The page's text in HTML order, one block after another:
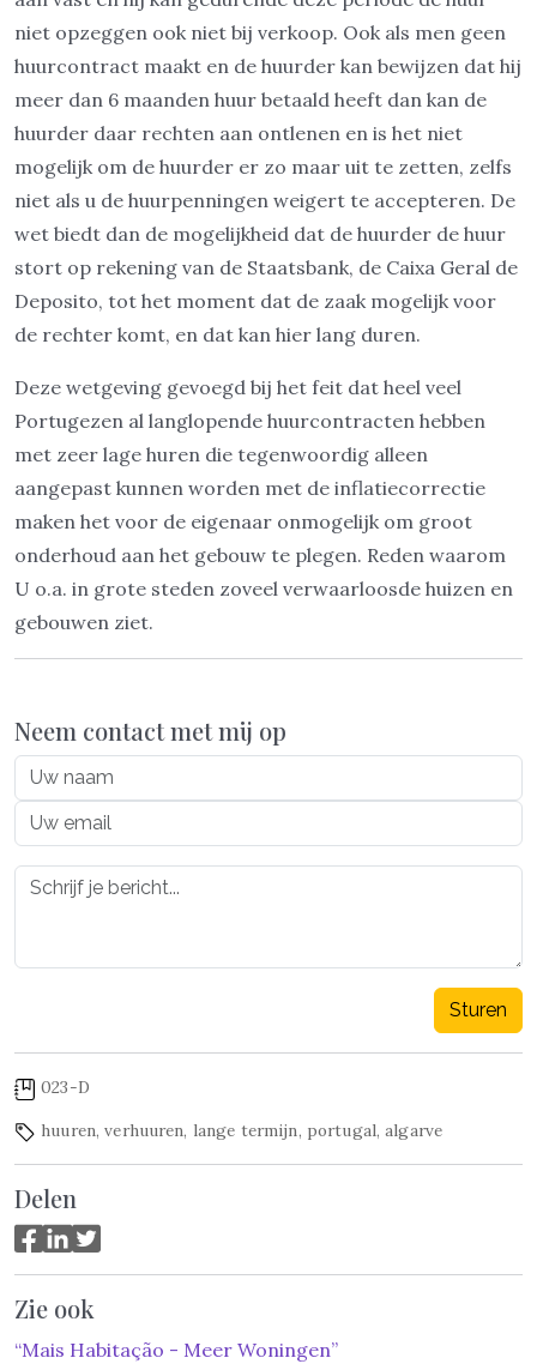
niet opzeggen ook niet bij verkoop. Ook als men geen
huurcontract maakt en de huurder kan bewijzen dat hij
meer dan 6 maanden huur betaald heeft dan kan de
huurder daar rechten aan ontlenen en is het niet
mogelijk om de huurder er zo maar uit te zetten, zelfs
niet als u de huurpenningen weigert te accepteren. De
wet biedt dan de mogelijkheid dat de huurder de huur
stort op rekening van de Staatsbank, de Caixa Geral de
Deposito, tot het moment dat de zaak mogelijk voor
de rechter komt, en dat kan hier lang duren.
Deze wetgeving gevoegd bij het feit dat heel veel
Portugezen al langlopende huurcontracten hebben
met zeer lage huren die tegenwoordig alleen
aangepast kunnen worden met de inflatiecorrectie
maken het voor de eigenaar onmogelijk om groot
onderhoud aan het gebouw te plegen. Reden waarom
U o.a. in grote steden zoveel verwaarloosde huizen en
gebouwen ziet.
Neem contact met mij op
Sturen
023-D
huuren,verhuuren, lange termijn, portugal,algarve
Delen
Zie ook
“Mais Habitação - Meer Woningen”